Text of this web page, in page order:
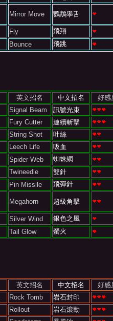
Mirror Move 鸚鵡學舌
Fly
飛翔
Bounce 飛跳
英文招名 中文招名
好感
Signal Beam
訊號光束
Fury Cutter
連續斬擊
String Shot
吐絲
Leech Life
吸血
Spider Web
蜘蛛網
Twineedle
雙針
Pin Missile 飛彈針
Megahorn 超級角擊
Silver Wind
銀色之風
Tail Glow 螢火
英文招名 中文招名
好感
Rock Tomb
岩石封印
Rollout
岩石滾動